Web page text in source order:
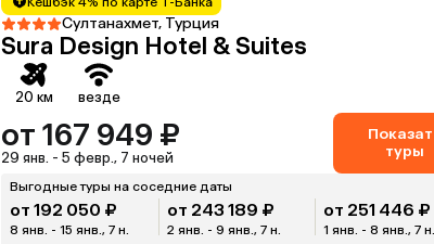
Султанахмет, Турция
Sura Design Hotel & Suites
20 км везде
от 167 949 ₽
29 янв. - 5 февр., 7 ночей
туры
Выгодные туры на соседние даты
от 192 050 ₽
8 янв. - 15 янв., 7 н.
от 243 189 ₽
2 янв. - 9 янв., 7 н.
от 251 446 ₽
1 янв. - 8 янв., 7